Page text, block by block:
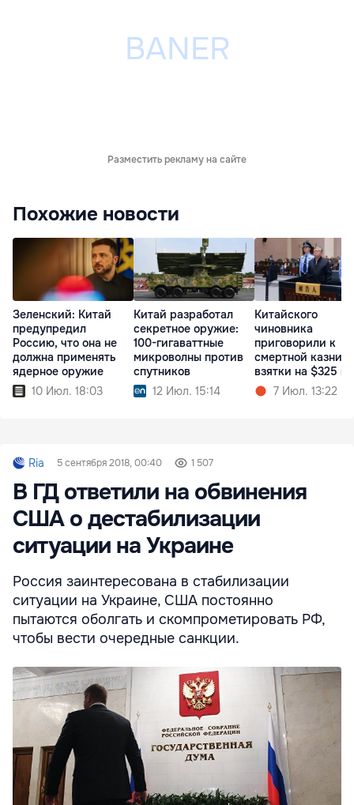
Разместить рекламу на сайте
Похожие новости
Зеленский: Китай
предупредил
Россию, что она не
должна применять
ядерное оружие
10 Июл. 18:03
Китай разработал
секретное оружие:
100-гигаваттные
микроволны против
спутников
12 Июл. 15:14
Китайского
чиновника
приговорили к
смертной казни
взятки на $325
7 Июл. 13:22
Ria 5 сентября 2018, 00:40 1 507
В ГД ответили на обвинения
США о дестабилизации
ситуации на Украине
Россия заинтересована в стабилизации
ситуации на Украине, США постоянно
пытаются оболгать и скомпрометировать РФ,
чтобы вести очередные санкции.